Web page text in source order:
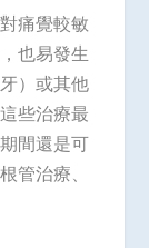
痛覺較敏
也易發生
）或其他
些治療最
間還是可
管治療、